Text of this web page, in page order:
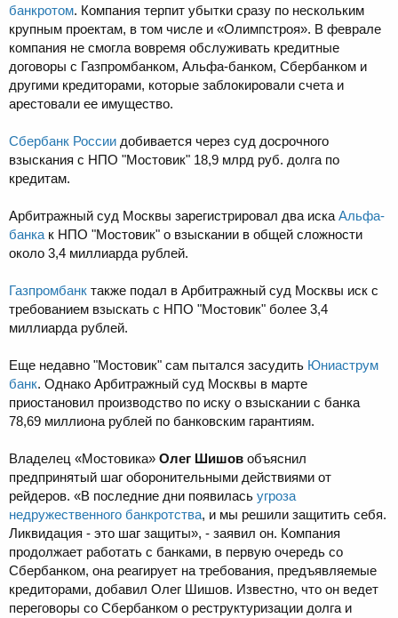
банкротом. Компания терпит убытки сразу по нескольким
крупным проектам, в том числе и «Олимпстроя». В феврале
компания не смогла вовремя обслуживать кредитные
договоры с Газпромбанком, Альфа-банком, Сбербанком и
другими кредиторами, которые заблокировали счета и
арестовали ее имущество.
Сбербанк России добивается через суд досрочного
взыскания с НПО "Мостовик" 18,9 млрд руб. долга по
кредитам.
Арбитражный суд Москвы зарегистрировал два иска Альфа-
банка к НПО "Мостовик" о взыскании в общей сложности
около 3,4 миллиарда рублей.
Газпромбанк также подал в Арбитражный суд Москвы иск с
требованием взыскать с НПО "Мостовик" более 3,4
миллиарда рублей.
Еще недавно "Мостовик" сам пытался засудить Юниаструм
банк. Однако Арбитражный суд Москвы в марте
приостановил производство по иску о взыскании с банка
78,69 миллиона рублей по банковским гарантиям.
Владелец «Мостовика» Олег Шишов объяснил
предпринятый шаг оборонительными действиями от
рейдеров. «В последние дни появилась угроза
недружественного банкротства, и мы решили защитить себя.
Ликвидация - это шаг защиты», - заявил он. Компания
продолжает работать с банками, в первую очередь со
Сбербанком, она реагирует на требования, предъявляемые
кредиторами, добавил Олег Шишов. Известно, что он ведет
переговоры со Сбербанком о реструктуризации долга и